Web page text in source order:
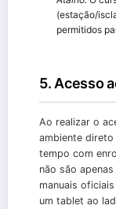
(estação/
permitidos
5. Acesso
Ao realizar o
ambiente
tempo com
não são
manuais
um tablet ao